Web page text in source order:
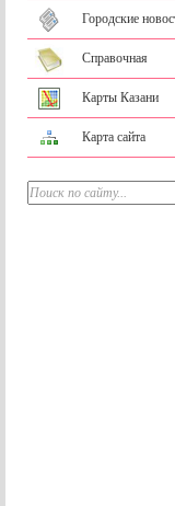
Городские
Справочная
Карты Казани
Карта сайта